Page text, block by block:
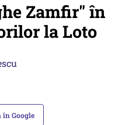
Zamfir" în
la Loto
în Google